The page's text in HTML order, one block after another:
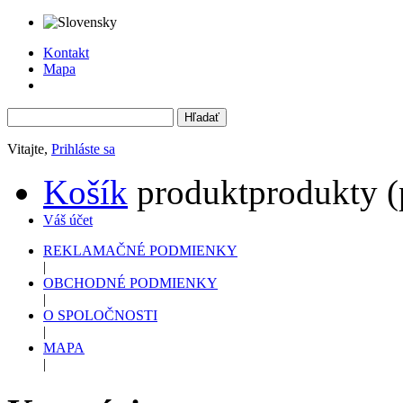
Kontakt
Mapa
Vitajte, Prihláste sa
Košík produktprodukty
Váš účet
REKLAMAČNÉ PODMIENKY
|
OBCHODNÉ PODMIENKY
|
O SPOLOČNOSTI
|
MAPA
|